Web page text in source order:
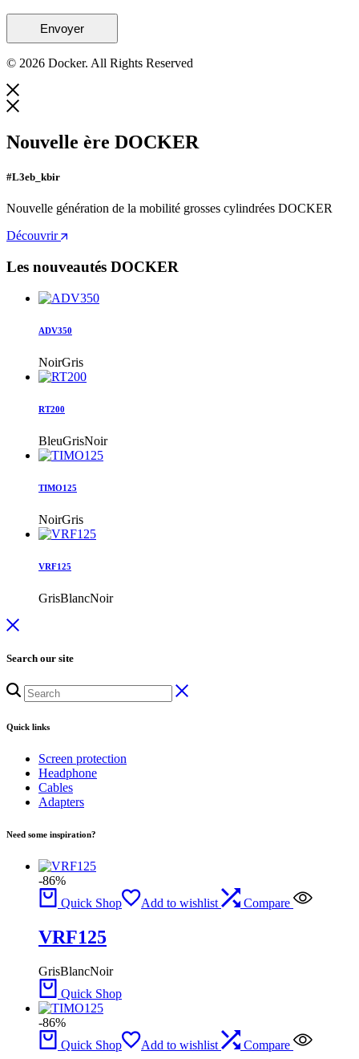
© 2026 Docker. All Rights Reserved
Nouvelle ère DOCKER
#L3eb_kbir
Nouvelle génération de la mobilité grosses cylindrées DOCKER
Découvrir
Les nouveautés DOCKER
ADV350
NoirGris
RT200
BleuGrisNoir
TIMO125
NoirGris
VRF125
GrisBlancNoir
Search our site
Quick links
Screen protection
Headphone
Cables
Adapters
Need some inspiration?
-86%
Quick Shop
Add to wishlist Compare
VRF125
GrisBlancNoir
Quick Shop
-86%
Quick Shop
Add to wishlist Compare